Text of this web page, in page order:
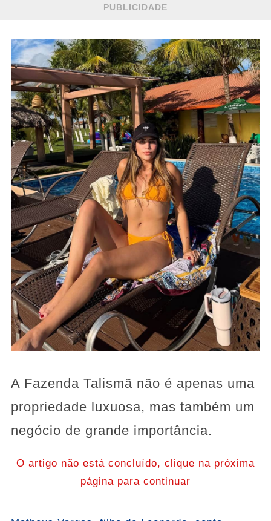
PUBLICIDADE
A Fazenda Talismã não é apenas uma
propriedade luxuosa, mas também um
negócio de grande importância.
O artigo não está concluído, clique na próxima
página para continuar